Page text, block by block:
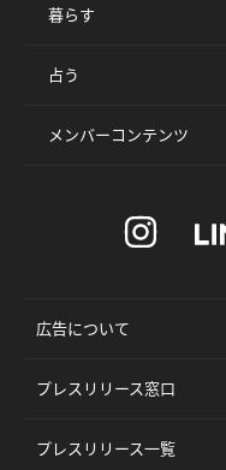
暮らす
占う
メンバーコンテンツ
広告について
プレスリリース窓口
プレスリリース一覧